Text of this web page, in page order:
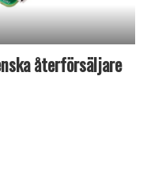
återförsäljare